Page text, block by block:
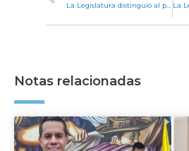
La Legislatura distinguió al programa Voces 2.0
Notas relacionadas